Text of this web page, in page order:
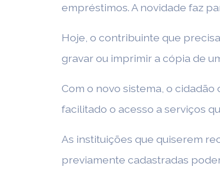
empréstimos. A novidade faz
Hoje, o contribuinte que
gravar ou imprimir a cópia de
Com o novo sistema, o
facilitado o acesso a serviços
As instituições que quiserem
previamente cadastradas